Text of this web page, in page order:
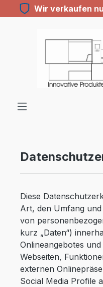
Zum Hauptinhalt springen
Wir verkaufen
Diese
Art, den Umfang
von
kurz „Daten“)
Onlineangebotes
Webseiten,
externen
Social Media Profile